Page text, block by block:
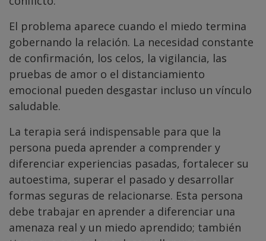
El problema aparece cuando el miedo termina
gobernando la relación. La necesidad constante
de confirmación, los celos, la vigilancia, las
pruebas de amor o el distanciamiento
emocional pueden desgastar incluso un vínculo
saludable.
La terapia será indispensable para que la
persona pueda aprender a comprender y
diferenciar experiencias pasadas, fortalecer su
autoestima, superar el pasado y desarrollar
formas seguras de relacionarse. Esta persona
debe trabajar en aprender a diferenciar una
amenaza real y un miedo aprendido; también